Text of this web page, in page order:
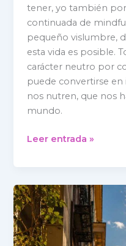
tener, yo también
continuada de
pequeño vislumbre,
esta vida es posible.
carácter neutro por
puede convertirse
nos nutren, que nos
mundo.
Leer entrada »
Aquí
y
ahora:
mindfulness